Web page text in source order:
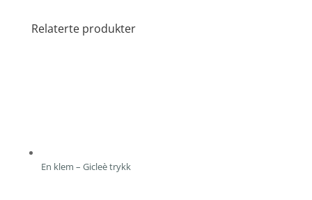
Relaterte produkter
En klem – Gicleè trykk